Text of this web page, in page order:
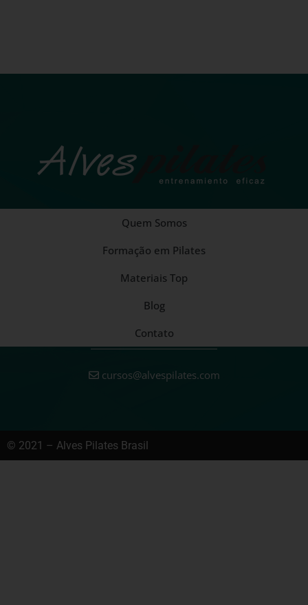
Quem Somos
Formação em Pilates
Materiais Top
Blog
Contato
cursos@alvespilates.com
© 2021 – Alves Pilates Brasil